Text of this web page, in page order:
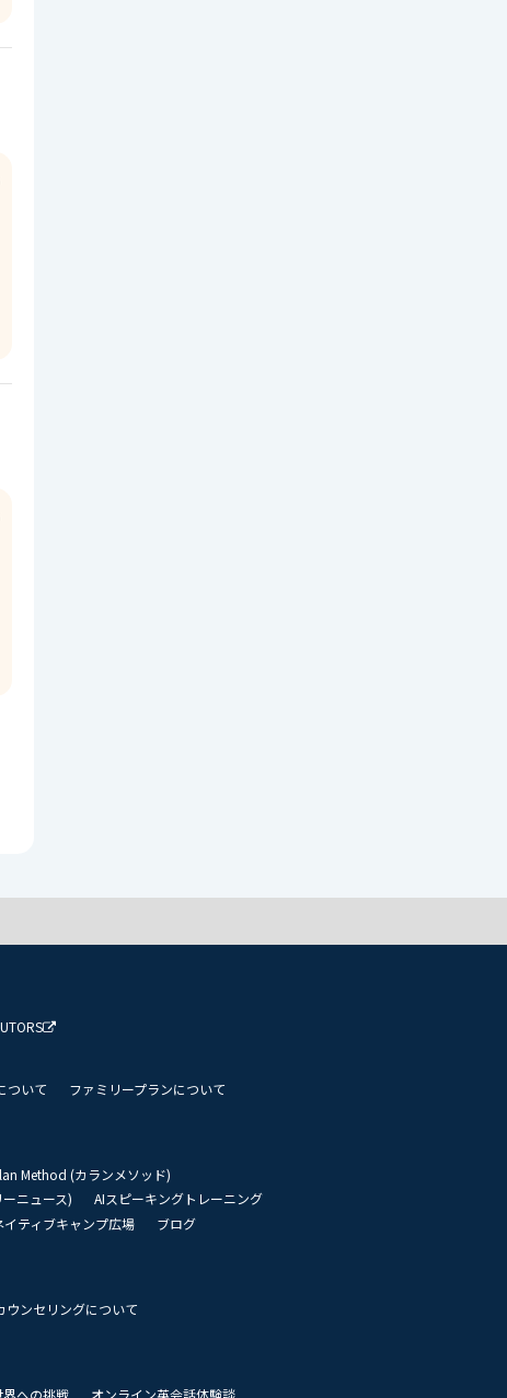
ついて
ファミリープランについて
Method (カランメソッド)
ニュース)
AIスピーキングトレーニング
イティブキャンプ広場
ブログ
ウンセリングについて
への挑戦 オンライン英会話体験談